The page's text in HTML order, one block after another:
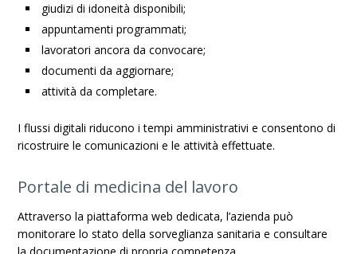
giudizi di idoneità disponibili;
appuntamenti programmati;
lavoratori ancora da convocare;
documenti da aggiornare;
attività da completare.
I flussi digitali riducono i tempi amministrativi e consentono di
ricostruire le comunicazioni e le attività effettuate.
Portale di medicina del lavoro
Attraverso la piattaforma web dedicata, l’azienda può
monitorare lo stato della sorveglianza sanitaria e consultare